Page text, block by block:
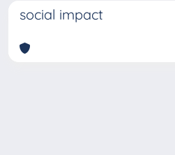
social impact